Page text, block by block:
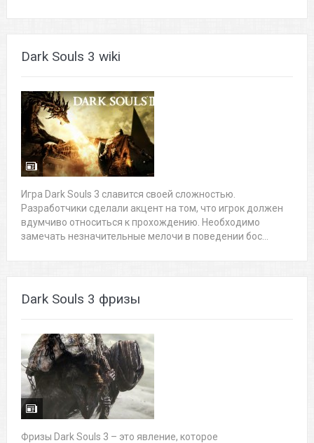
Dark Souls 3 wiki
Игра Dark Souls 3 славится своей сложностью.
Разработчики сделали акцент на том, что игрок должен
вдумчиво относиться к прохождению. Необходимо
замечать незначительные мелочи в поведении бос...
Dark Souls 3 фризы
Фризы Dark Souls 3 – это явление, которое